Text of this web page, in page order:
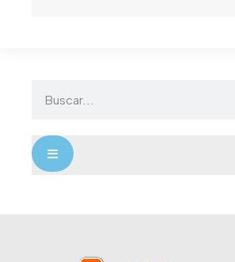
Menú conmutador hamburguesa